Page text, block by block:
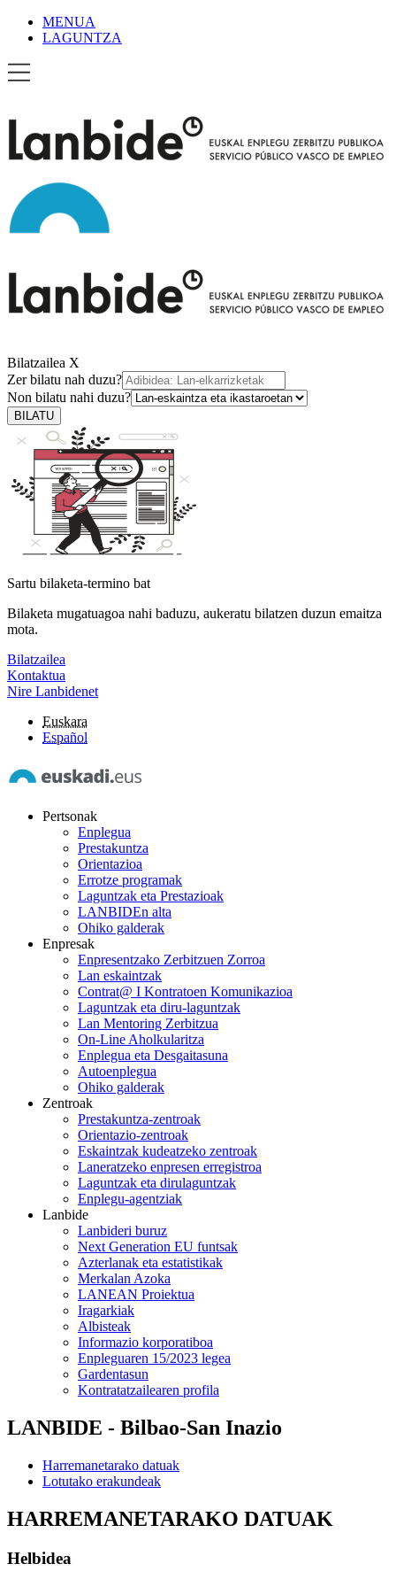
MENUA
LAGUNTZA
Bilatzailea X
Zer bilatu nah duzu?
Non bilatu nahi duzu?
BILATU
Sartu bilaketa-termino bat
Bilaketa mugatuagoa nahi baduzu, aukeratu bilatzen duzun emaitza
mota.
Bilatzailea
Kontaktua
Nire Lanbidenet
Euskara
Español
Pertsonak
Enplegua
Prestakuntza
Orientazioa
Errotze programak
Laguntzak eta Prestazioak
LANBIDEn alta
Ohiko galderak
Enpresak
Enpresentzako Zerbitzuen Zorroa
Lan eskaintzak
Contrat@ I Kontratoen Komunikazioa
Laguntzak eta diru-laguntzak
Lan Mentoring Zerbitzua
On-Line Aholkularitza
Enplegua eta Desgaitasuna
Autoenplegua
Ohiko galderak
Zentroak
Prestakuntza-zentroak
Orientazio-zentroak
Eskaintzak kudeatzeko zentroak
Laneratzeko enpresen erregistroa
Laguntzak eta dirulaguntzak
Enplegu-agentziak
Lanbide
Lanbideri buruz
Next Generation EU funtsak
Azterlanak eta estatistikak
Merkalan Azoka
LANEAN Proiektua
Iragarkiak
Albisteak
Informazio korporatiboa
Enpleguaren 15/2023 legea
Gardentasun
Kontratatzailearen profila
LANBIDE - Bilbao-San Inazio
Harremanetarako datuak
Lotutako erakundeak
HARREMANETARAKO DATUAK
Helbidea